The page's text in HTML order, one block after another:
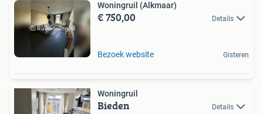
Woningruil (Alkmaar)
€ 750,00 Details
Bezoek website Gisteren
Woningruil
Bieden Details